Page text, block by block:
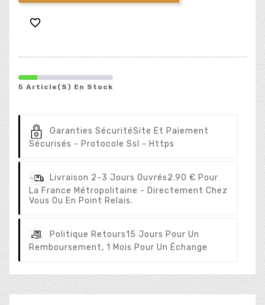

5 Article(s) En Stock
Garanties SécuritéSite Et Paiement
Sécurisés - Protocole Ssl - Https
Livraison 2-3 Jours Ouvrés2.90 € Pour
La France Métropolitaine - Directement Chez
Vous Ou En Point Relais.
Politique Retours15 Jours Pour Un
Remboursement, 1 Mois Pour Un Échange